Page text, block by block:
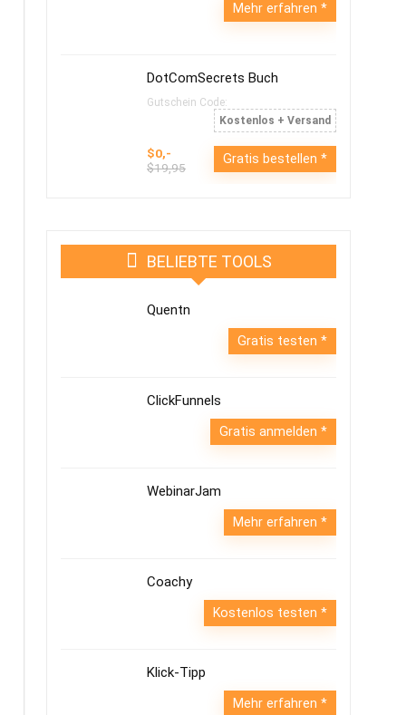
Mehr erfahren
DotComSecrets Buch
Gutschein Code:
Kostenlos + Versand
$0,-
$19,95
Gratis bestellen
BELIEBTE TOOLS
Quentn
Gratis testen
ClickFunnels
Gratis anmelden
WebinarJam
Mehr erfahren
Coachy
Kostenlos testen
Klick-Tipp
Mehr erfahren